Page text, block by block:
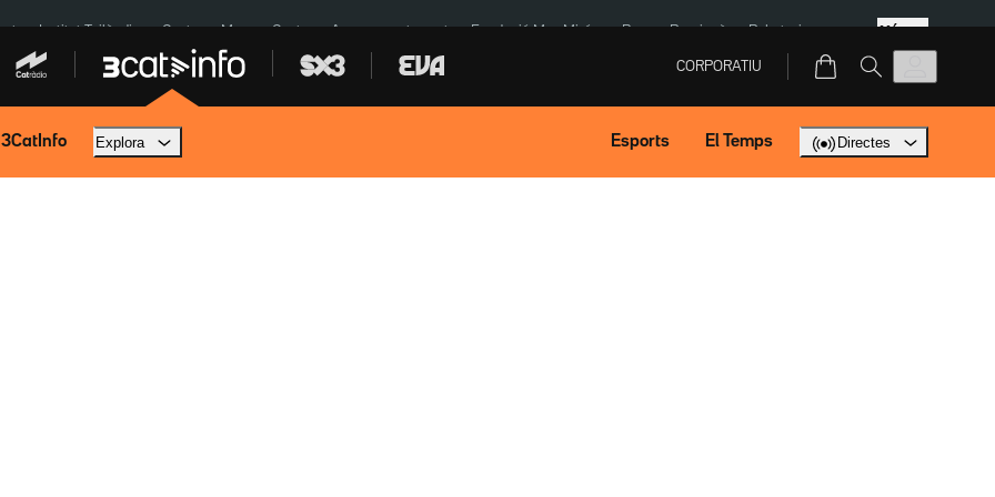
Institut Tailàndia Ceuta Menors Ceuta Aparcament agost Fundació Mas Miró eBay Perpinyà Robatoris coure Més
CORPORATIU
3CatInfo Explora Esports El Temps Directes